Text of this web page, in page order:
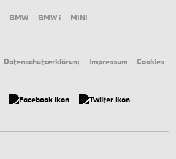
BMW BMW i MINI
Datenschutzerklärung Impressum Cookies